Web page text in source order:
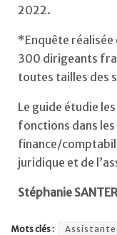
2022.
*Enquête réalisée
300 dirigeants
toutes tailles des
Le guide étudie les
fonctions dans les
finance/
juridique et de
Stéphanie
Mots clés : Assistante